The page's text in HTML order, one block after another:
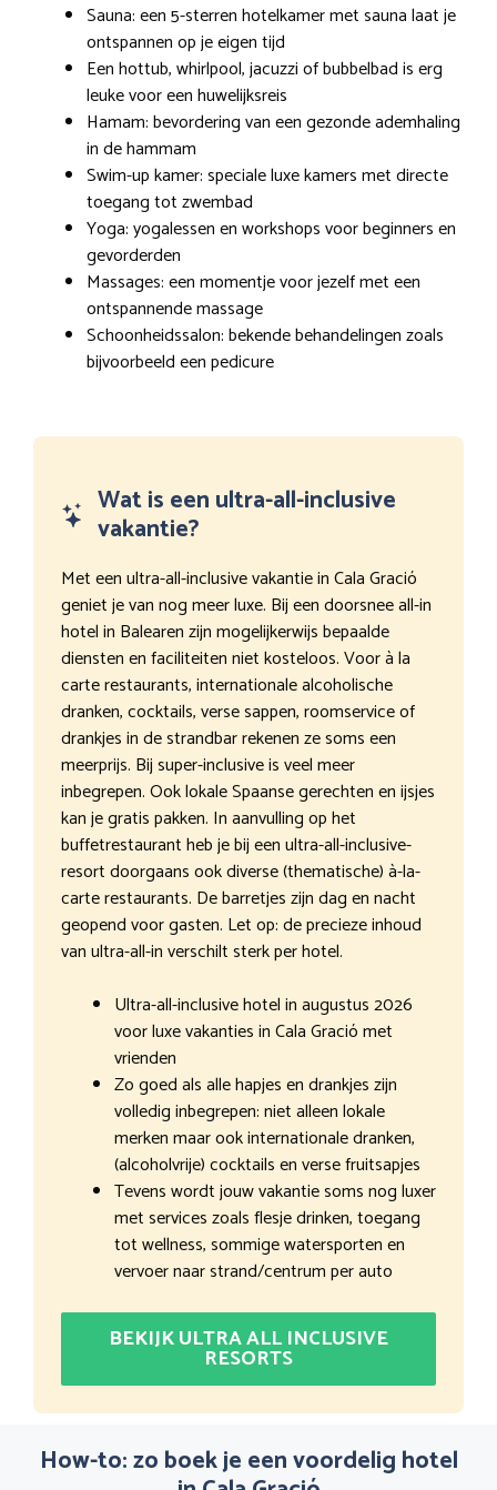
Sauna: een 5-sterren hotelkamer met sauna laat je
ontspannen op je eigen tijd
Een hottub, whirlpool, jacuzzi of bubbelbad is erg
leuke voor een huwelijksreis
Hamam: bevordering van een gezonde ademhaling
in de hammam
Swim-up kamer: speciale luxe kamers met directe
toegang tot zwembad
Yoga: yogalessen en workshops voor beginners en
gevorderden
Massages: een momentje voor jezelf met een
ontspannende massage
Schoonheidssalon: bekende behandelingen zoals
bijvoorbeeld een pedicure
Wat is een ultra-all-inclusive
vakantie?
Met een ultra-all-inclusive vakantie in Cala Gració
geniet je van nog meer luxe. Bij een doorsnee all-in
hotel in Balearen zijn mogelijkerwijs bepaalde
diensten en faciliteiten niet kosteloos. Voor à la
carte restaurants, internationale alcoholische
dranken, cocktails, verse sappen, roomservice of
drankjes in de strandbar rekenen ze soms een
meerprijs. Bij super-inclusive is veel meer
inbegrepen. Ook lokale Spaanse gerechten en ijsjes
kan je gratis pakken. In aanvulling op het
buffetrestaurant heb je bij een ultra-all-inclusive-
resort doorgaans ook diverse (thematische) à-la-
carte restaurants. De barretjes zijn dag en nacht
geopend voor gasten. Let op: de precieze inhoud
van ultra-all-in verschilt sterk per hotel.
Ultra-all-inclusive hotel in augustus 2026
voor luxe vakanties in Cala Gració met
vrienden
Zo goed als alle hapjes en drankjes zijn
volledig inbegrepen: niet alleen lokale
merken maar ook internationale dranken,
(alcoholvrije) cocktails en verse fruitsapjes
Tevens wordt jouw vakantie soms nog luxer
met services zoals flesje drinken, toegang
tot wellness, sommige watersporten en
vervoer naar strand/centrum per auto
BEKIJK ULTRA ALL INCLUSIVE
RESORTS
How-to: zo boek je een voordelig hotel